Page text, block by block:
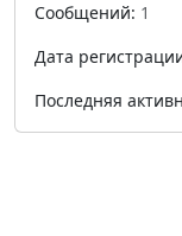
Сообщений: 1
Дата
Последняя